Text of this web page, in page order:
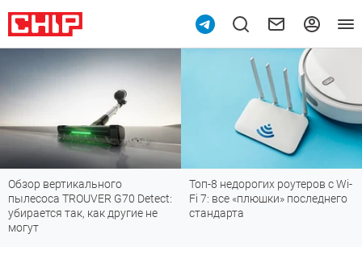
Обзор вертикального
пылесоса TROUVER G70 Detect:
убирается так, как другие не
могут
Топ-8 недорогих роутеров с Wi-
Fi 7: все «плюшки» последнего
стандарта